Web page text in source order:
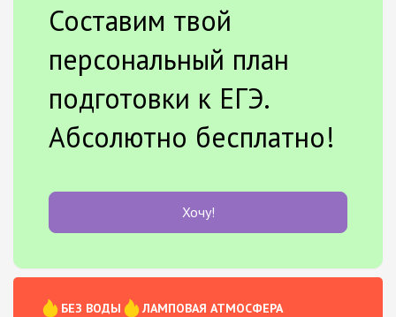
Составим твой
персональный план
подготовки к ЕГЭ.
Абсолютно бесплатно!
Хочу!
БЕЗ ВОДЫ
ЛАМПОВАЯ АТМОСФЕРА